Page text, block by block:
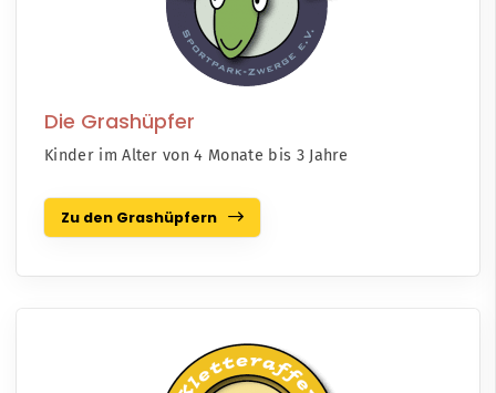
Die Grashüpfer
Kinder im Alter von 4 Monate bis 3 Jahre
Zu den Grashüpfern